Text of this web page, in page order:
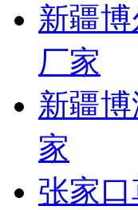
新疆
厂家
新疆
家
张家